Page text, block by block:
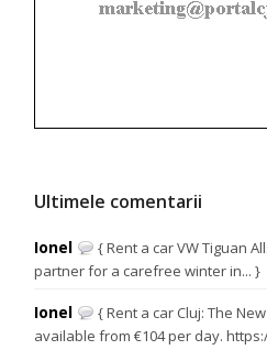
Ultimele comentarii
Ionel
{ Rent a car VW Tiguan
partner for a carefree winter in... }
Ionel
{ Rent a car Cluj: The
available from €104 per day.